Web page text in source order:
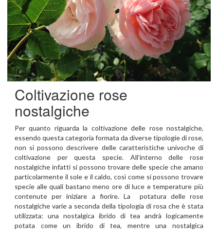
Coltivazione rose
nostalgiche
Per quanto riguarda la coltivazione delle rose nostalgiche,
essendo questa categoria formata da diverse tipologie di rose,
non si possono descrivere delle caratteristiche univoche di
coltivazione per questa specie. All’interno delle rose
nostalgiche infatti si possono trovare delle specie che amano
particolarmente il sole e il caldo, così come si possono trovare
specie alle quali bastano meno ore di luce e temperature più
contenute per iniziare a fiorire. La potatura delle rose
nostalgiche varie a seconda della tipologia di rosa che è stata
utilizzata: una nostalgica ibrido di tea andrà logicamente
potata come un ibrido di tea, mentre una nostalgica